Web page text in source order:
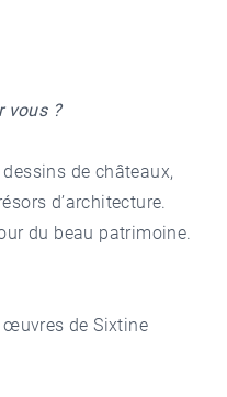
vous ?
de châteaux,
d’architecture.
du beau patrimoine.
œuvres de Sixtine